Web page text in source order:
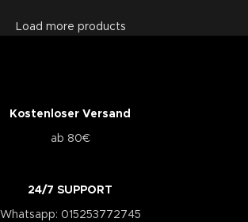
Load more products
Kostenloser Versand
ab 80€
24/7 SUPPORT
Whatsapp: 015253772745